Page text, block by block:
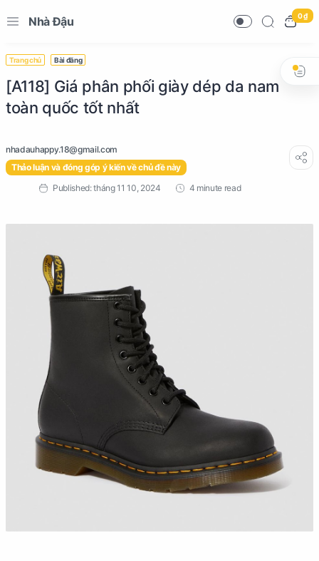
Nhà Đậu 0 ₫
Trang chủ Bài đăng
[A118] Giá phân phối giày dép da nam
toàn quốc tốt nhất
Thảo luận và đóng góp ý kiến về chủ đề này
4 minute read